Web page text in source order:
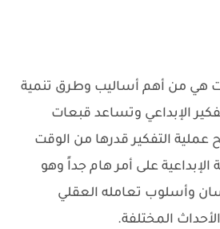
هي من أهم أساليب وطرق تنمية
الإبداعي وتساعد قبعات
عملية التفكير قدرها من الوقت
الإبداعية على أمر هام جداً وهو
وأسلوب تعامله العقلي
المختلفة.